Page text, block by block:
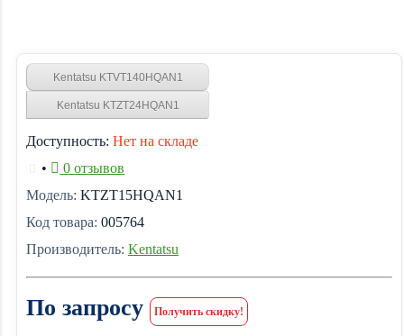
Kentatsu KTVT140HQAN1
Kentatsu KTZT24HQAN1
Доступность: Нет на складе
•
0 отзывов
Модель: KTZT15HQAN1
Код товара: 005764
Производитель: Kentatsu
По запросу Получить скидку!